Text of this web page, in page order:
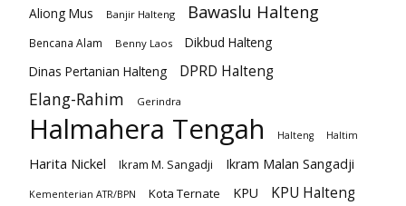
Aliong Mus Banjir Halteng Bawaslu Halteng
Bencana Alam Benny Laos
Dikbud Halteng
Dinas Pertanian Halteng
DPRD Halteng
Elang-Rahim Gerindra
Halmahera Tengah Halteng Haltim
Harita Nickel Ikram M. Sangadji Ikram Malan Sangadji
Kementerian ATR/BPN Kota Ternate KPU KPU Halteng